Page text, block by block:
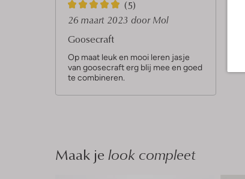
S
t
e
r
(5)
26 maart 2023 door Mol
Goosecraft
Op maat leuk en mooi leren jasje
van goosecraft erg blij mee en goed
te combineren.
Maak je look compleet